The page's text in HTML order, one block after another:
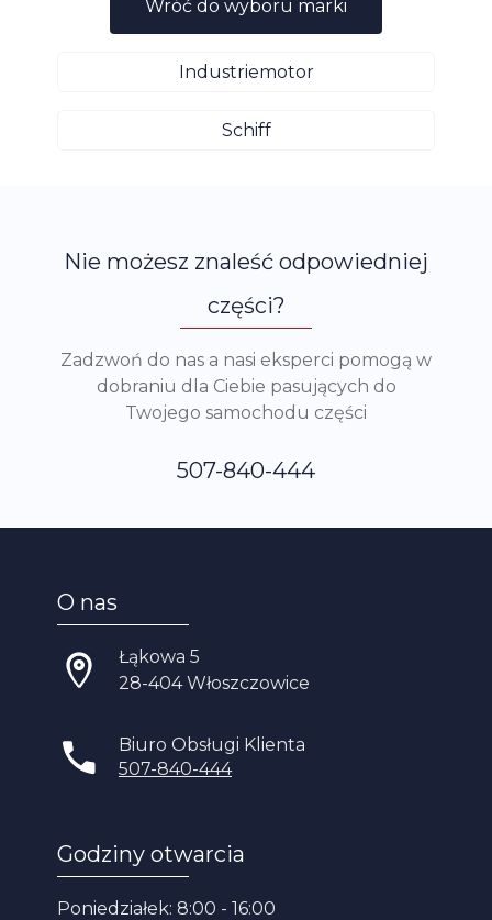
Wróć do wyboru marki
Industriemotor
Schiff
Nie możesz znaleść odpowiedniej
części?
Zadzwoń do nas a nasi eksperci pomogą w
dobraniu dla Ciebie pasujących do
Twojego samochodu części
507-840-444
O nas
Łąkowa 5
28-404 Włoszczowice
Biuro Obsługi Klienta
507-840-444
Godziny otwarcia
Poniedziałek: 8:00 - 16:00